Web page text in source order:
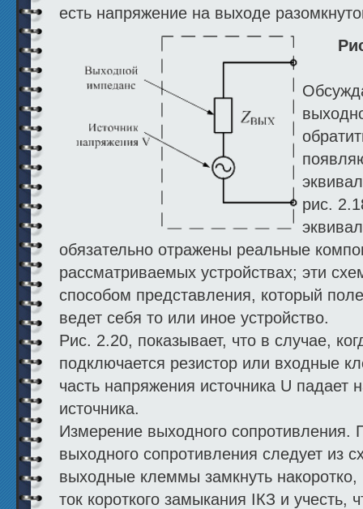
есть напряжение на выходе
рис.
обязательно отражены реальные
рассматриваемых устройствах; эти
способом представления, который
ведет себя то или иное устройство.
Рис. 2.20, показывает, что в случае,
подключается резистор или входные
часть напряжения источника U падает
источника.
Измерение выходного сопротивления.
выходного сопротивления следует из
выходные клеммы замкнуть
ток короткого замыкания IКЗ и учесть,